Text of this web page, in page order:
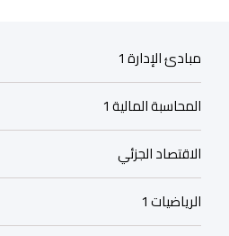
مبادئ الإدارة 1
المحاسبة المالية 1
الاقتصاد الجزئي
الرياضيات 1